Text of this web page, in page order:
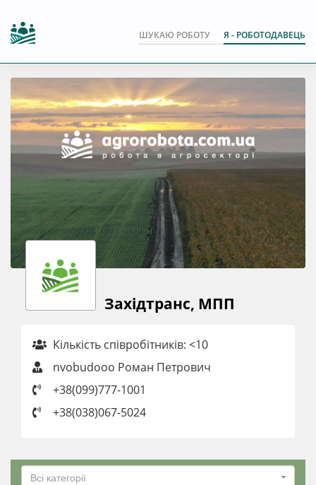
ШУКАЮ РОБОТУ Я - РОБОТОДАВЕЦЬ
Західтранс, МПП
Кількість співробітників: <10
nvobudooo Роман Петрович
+38(099)777-1001
+38(038)067-5024
Всі категорії